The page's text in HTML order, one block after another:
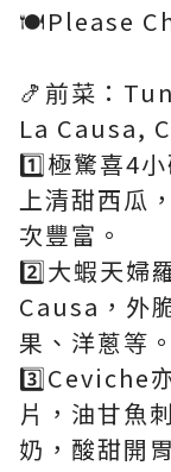
🍽Please
🍤前菜：
La Causa,
1️⃣極驚喜4
上清甜西瓜
次豐富。
2️⃣大蝦天婦
Causa，外
果、洋蔥等。
3️⃣Ceviche
片，油甘魚
奶，酸甜開